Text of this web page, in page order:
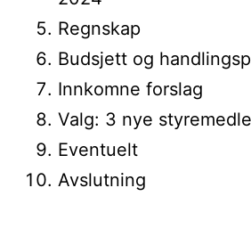
Regnskap
Budsjett og
Innkomne forslag
Valg: 3 nye
Eventuelt
Avslutning